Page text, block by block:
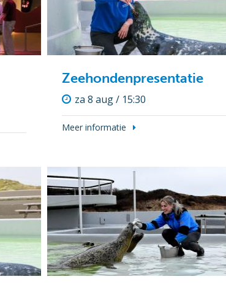
Zeehondenpresentatie
za 8 aug / 15:30
Meer informatie